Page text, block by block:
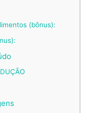
(bônus):